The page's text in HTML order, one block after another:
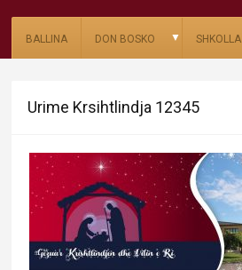
BALLINA DON BOSKO ▼ SHKOLLA
Urime Krsihtlindja 12345